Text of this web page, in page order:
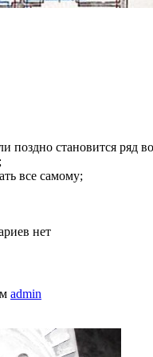
поздно становится ряд
все самому;
нет
admin